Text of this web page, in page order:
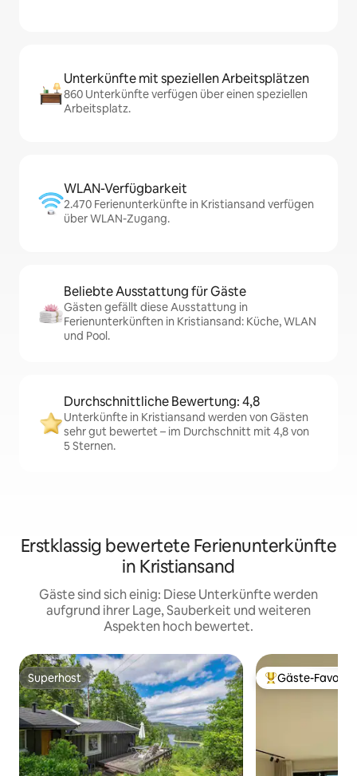
Unterkünfte mit speziellen Arbeitsplätzen
860 Unterkünfte verfügen über einen speziellen
Arbeitsplatz.
WLAN-Verfügbarkeit
2.470 Ferienunterkünfte in Kristiansand verfügen
über WLAN-Zugang.
Beliebte Ausstattung für Gäste
Gästen gefällt diese Ausstattung in
Ferienunterkünften in Kristiansand: Küche, WLAN
und Pool.
Durchschnittliche Bewertung: 4,8
Unterkünfte in Kristiansand werden von Gästen
sehr gut bewertet – im Durchschnitt mit 4,8 von
5 Sternen.
Erstklassig bewertete Ferienunterkünfte
in Kristiansand
Gäste sind sich einig: Diese Unterkünfte werden
aufgrund ihrer Lage, Sauberkeit und weiteren
Aspekten hoch bewertet.
Superhost
Superhost Beliebter Gäste-
Gäste-Favorit